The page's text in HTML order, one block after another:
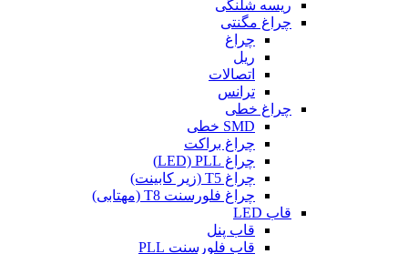
ریسه شلنگی
چراغ مگنتی
چراغ
ریل
اتصالات
ترانس
چراغ خطی
SMD خطی
چراغ براکت
چراغ LED) PLL)
چراغ T5 (زیر کابینت)
چراغ فلورسنت T8 (مهتابی)
قاب LED
قاب پنل
قاب فلورسنت PLL